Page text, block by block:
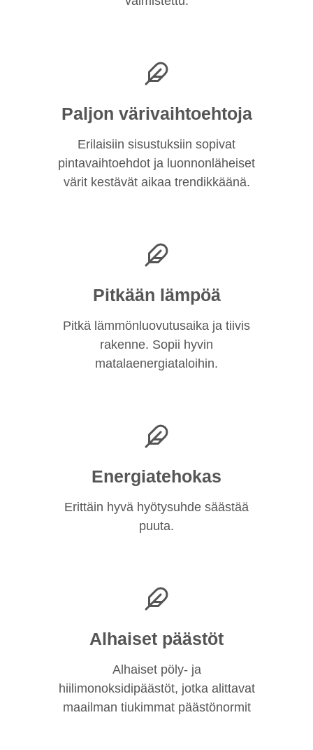
Paljon värivaihtoehtoja
Erilaisiin sisustuksiin sopivat
pintavaihtoehdot ja luonnonläheiset
värit kestävät aikaa trendikkäänä.
Pitkään lämpöä
Pitkä lämmönluovutusaika ja tiivis
rakenne. Sopii hyvin
matalaenergiataloihin.
Energiatehokas
Erittäin hyvä hyötysuhde säästää
puuta.
Alhaiset päästöt
Alhaiset pöly- ja
hiilimonoksidipäästöt, jotka alittavat
maailman tiukimmat päästönormit